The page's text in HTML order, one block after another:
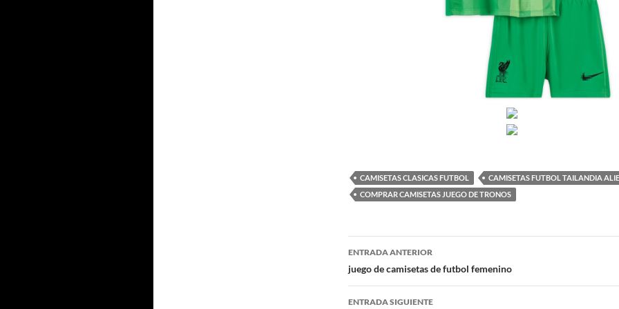
CAMISETAS CLASICAS FUTBOL
CAMISETAS FUTBOL TAILANDIA
COMPRAR CAMISETAS JUEGO DE TRONOS
Navegación
de
entradas
ENTRADA ANTERIOR
juego de camisetas de futbol femenino
ENTRADA SIGUIENTE